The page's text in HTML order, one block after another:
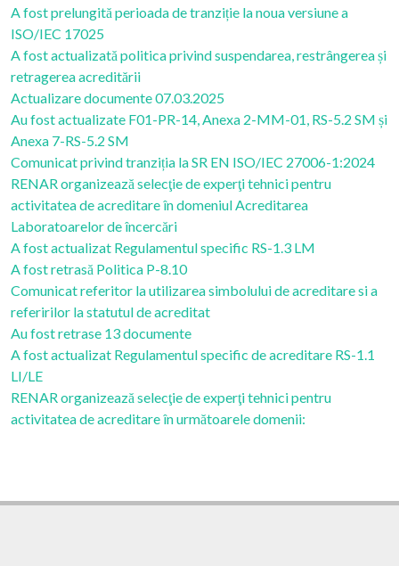
A fost prelungită perioada de tranziție la noua versiune a
ISO/IEC 17025
A fost actualizată politica privind suspendarea, restrângerea și
retragerea acreditării
Actualizare documente 07.03.2025
Au fost actualizate F01-PR-14, Anexa 2-MM-01, RS-5.2 SM și
Anexa 7-RS-5.2 SM
Comunicat privind tranziția la SR EN ISO/IEC 27006-1:2024
RENAR organizează selecţie de experţi tehnici pentru
activitatea de acreditare în domeniul Acreditarea
Laboratoarelor de încercări
A fost actualizat Regulamentul specific RS-1.3 LM
A fost retrasă Politica P-8.10
Comunicat referitor la utilizarea simbolului de acreditare si a
referirilor la statutul de acreditat
Au fost retrase 13 documente
A fost actualizat Regulamentul specific de acreditare RS-1.1
LI/LE
RENAR organizează selecţie de experţi tehnici pentru
activitatea de acreditare în următoarele domenii: